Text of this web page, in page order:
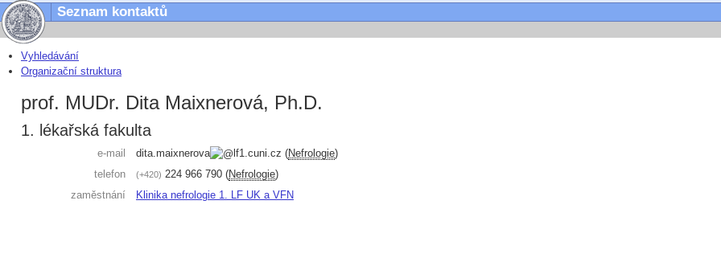
Seznam kontaktů
Vyhledávání
Organizační struktura
prof. MUDr. Dita Maixnerová, Ph.D.
1. lékařská fakulta
e-mail dita.maixnerova lf1.cuni.cz (Nefrologie)
telefon
+420 224 966 790 (Nefrologie)
zaměstnání
Klinika nefrologie 1. LF UK a VFN